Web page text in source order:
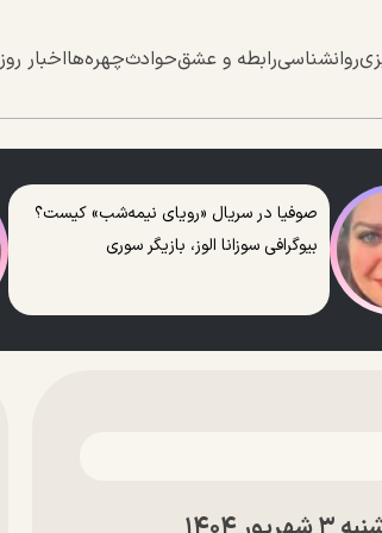
روانشناسیرابطه و عشقحوادثچهره‌هااخبار روز
صوفیا در سریال «رویای نیمه‌شب» کیست؟
بیوگرافی سوزانا الوز، بازیگر سوری